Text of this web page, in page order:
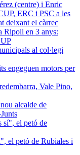
Ripoll en 3 anys:
engeguen motors per
alcalde de
el petó de Rubiales i